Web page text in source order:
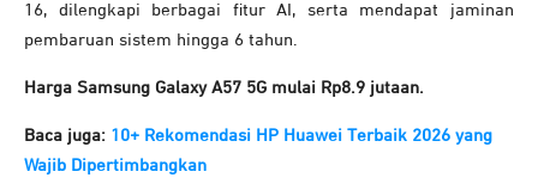
16, dilengkapi berbagai fitur AI, serta mendapat jaminan
pembaruan sistem hingga 6 tahun.
Harga Samsung Galaxy A57 5G mulai Rp8.9 jutaan.
Baca juga: 10+ Rekomendasi HP Huawei Terbaik 2026 yang
Wajib Dipertimbangkan